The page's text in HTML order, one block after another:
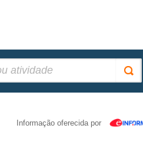
Informação oferecida por